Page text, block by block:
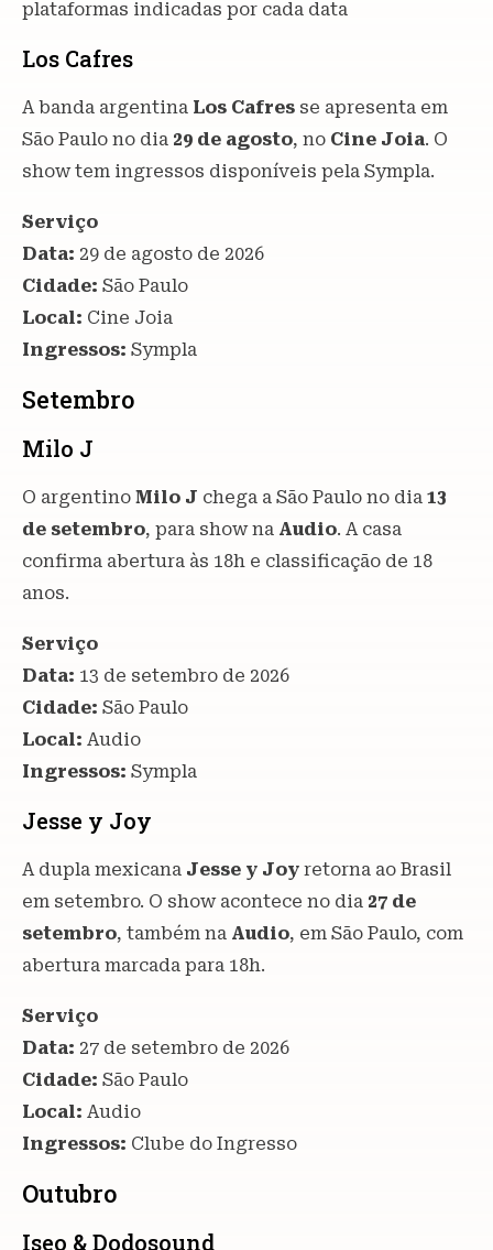
plataformas indicadas por cada data
Los Cafres
A banda argentina Los Cafres se apresenta em
São Paulo no dia 29 de agosto, no Cine Joia. O
show tem ingressos disponíveis pela Sympla.
Serviço
Data: 29 de agosto de 2026
Cidade: São Paulo
Local: Cine Joia
Ingressos: Sympla
Setembro
Milo J
O argentino Milo J chega a São Paulo no dia 13
de setembro, para show na Audio. A casa
confirma abertura às 18h e classificação de 18
anos.
Serviço
Data: 13 de setembro de 2026
Cidade: São Paulo
Local: Audio
Ingressos: Sympla
Jesse y Joy
A dupla mexicana Jesse y Joy retorna ao Brasil
em setembro. O show acontece no dia 27 de
setembro, também na Audio, em São Paulo, com
abertura marcada para 18h.
Serviço
Data: 27 de setembro de 2026
Cidade: São Paulo
Local: Audio
Ingressos: Clube do Ingresso
Outubro
Iseo & Dodosound